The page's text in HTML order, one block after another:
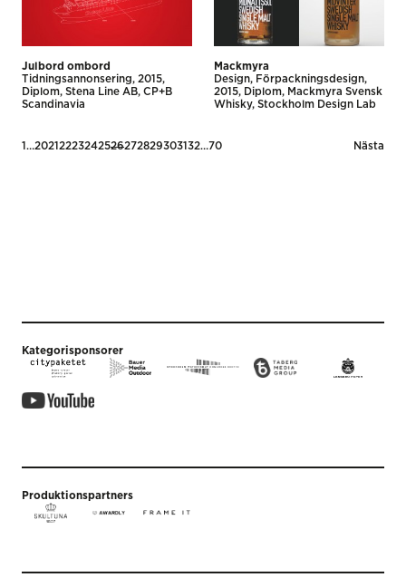
Julbord ombord
Tidnings­annonsering
2015
Diplom Stena Line AB CP+B
Scandinavia
Mackmyra
Design
Förpackningsdesign
2015
Diplom
Mackmyra Svensk
Whisky Stockholm Design Lab
Posts
1 …2021 22232425262728293031 32…70 Nästa
Kategorisponsorer
Produktionspartners